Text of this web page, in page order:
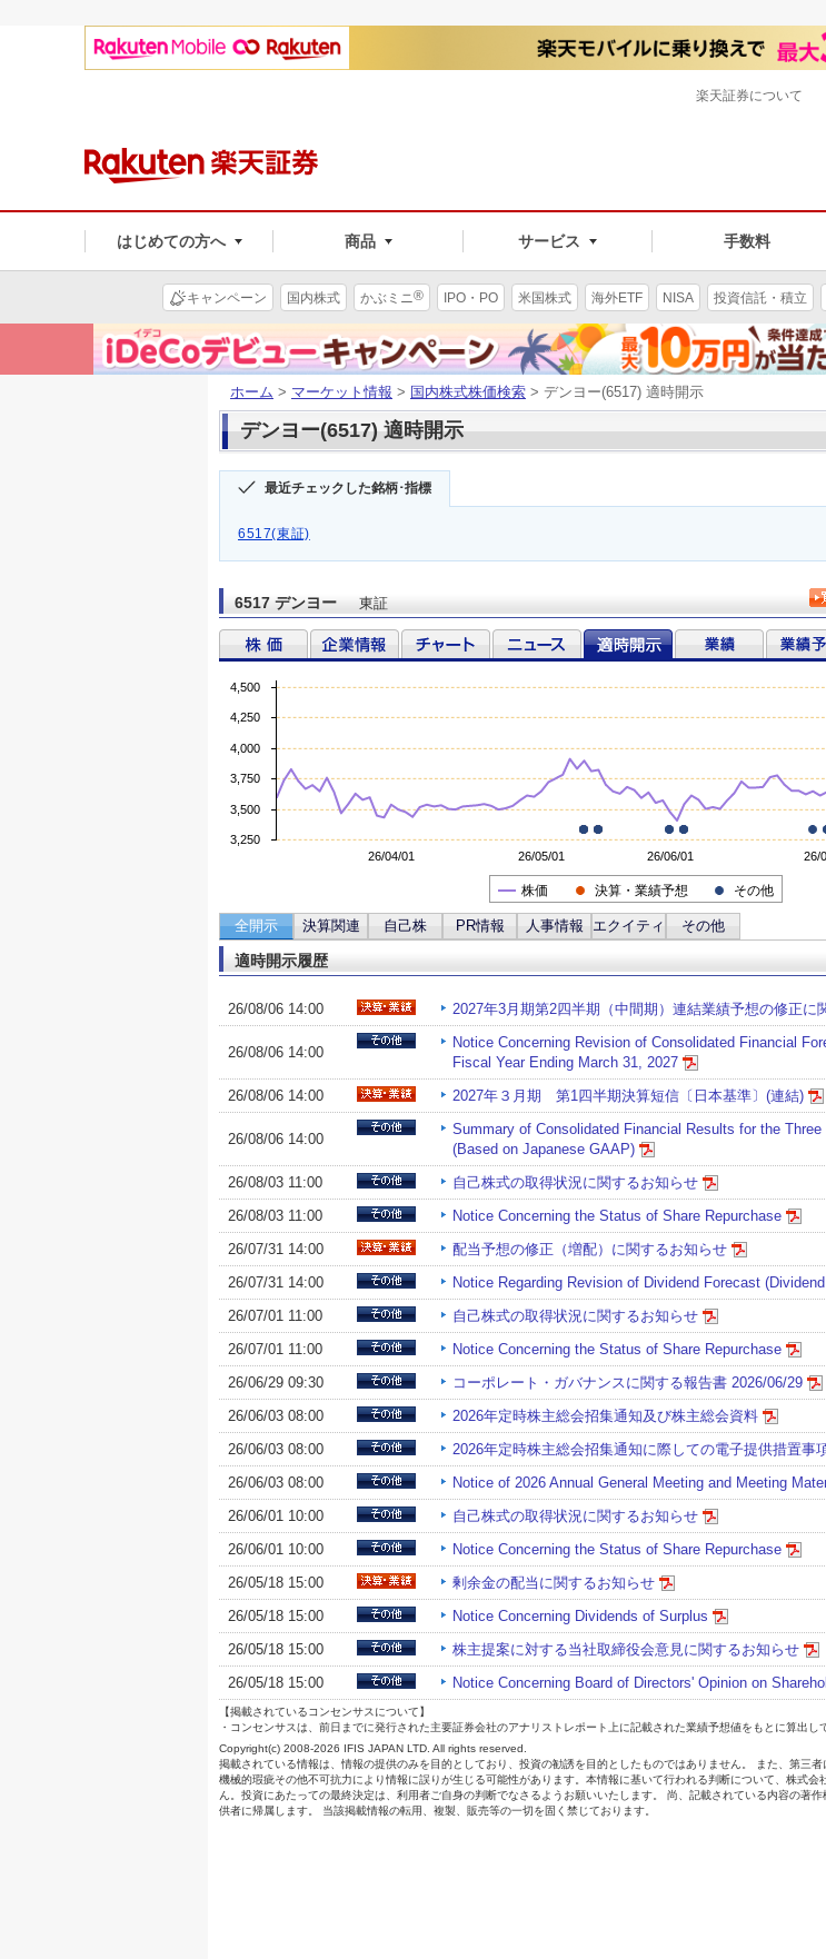
はじめての方へ 商品 サービス 手数料
楽天証券について
キャンペーン 国内株式 かぶミニ® IPO・PO 米国株式 海外ETF NISA 投資信託・積立
ホーム > マーケット情報 > 国内株式株価検索 > デンヨー(6517) 適時開示
デンヨー(6517) 適時開示
最近チェックした銘柄･指標
6517(東証)
6517 デンヨー 東証